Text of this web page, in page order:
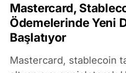
Mastercard,
Ödemelerinde Yeni
Başlatıyor
Mastercard, stablecoin